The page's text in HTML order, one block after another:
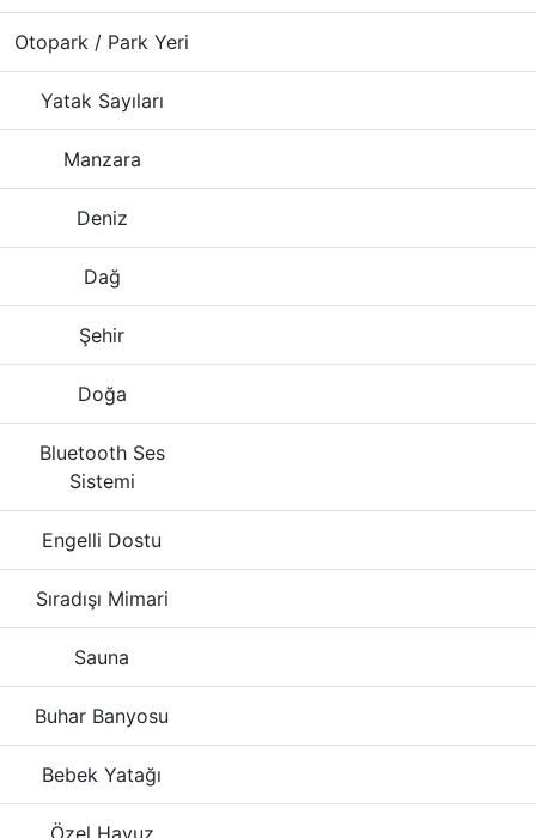
Otopark / Park Yeri
Yatak Sayıları
Manzara
Deniz
Dağ
Şehir
Doğa
Bluetooth Ses
Sistemi
Engelli Dostu
Sıradışı Mimari
Sauna
Buhar Banyosu
Bebek Yatağı
Özel Havuz